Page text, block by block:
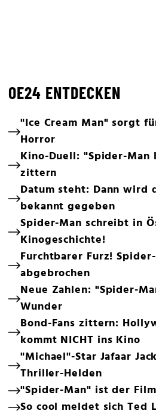
OE24 ENTDECKEN
"Ice Cream Man" sorgt
Horror
Kino-Duell: "Spider-Man
zittern
Datum steht: Dann wird
bekannt gegeben
Spider-Man schreibt in
Kinogeschichte!
Furchtbarer Furz!
abgebrochen
Neue Zahlen: "Spider-
Wunder
Bond-Fans zittern:
kommt NICHT ins Kino
"Michael"-Star Jafaar
Thriller-Helden
"Spider-Man" ist der
So cool meldet sich Ted